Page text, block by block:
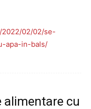
02/02/se-
apa-in-bals/
alimentare cu